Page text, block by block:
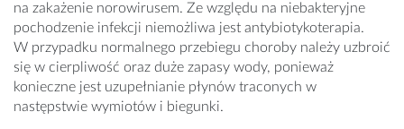
na zakażenie norowirusem. Ze względu na niebakteryjne
pochodzenie infekcji niemożliwa jest antybiotykoterapia.
W przypadku normalnego przebiegu choroby należy uzbroić
się w cierpliwość oraz duże zapasy wody, ponieważ
konieczne jest uzupełnianie płynów traconych w
następstwie wymiotów i biegunki.